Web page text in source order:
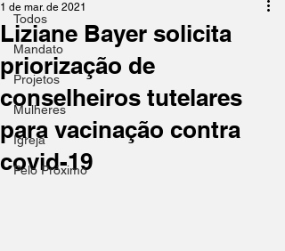
Todos
Mandato
Projetos
Mulheres
Igreja
Pelo Próximo
Liziane Bayer solicita
priorização de
conselheiros tutelares
para vacinação contra
covid-19
1 de mar. de 2021